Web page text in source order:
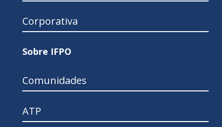
Corporativa
Sobre IFPO
Comunidades
ATP